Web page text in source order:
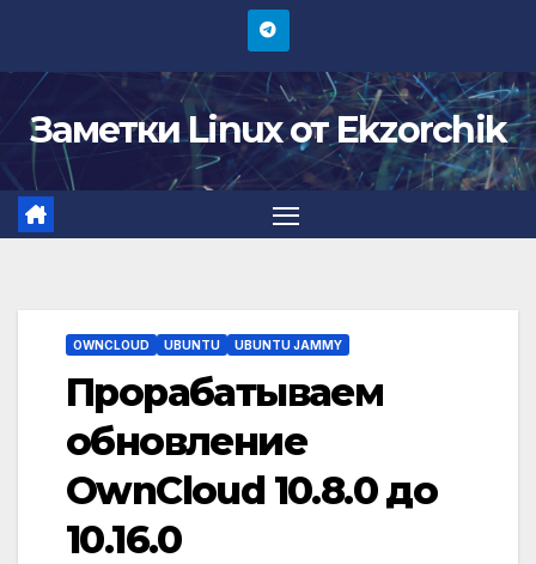
содержимому
Заметки Linux от Ekzorchik
OWNCLOUD UBUNTU UBUNTU JAMMY
Прорабатываем
обновление
OwnCloud 10.8.0 до
10.16.0